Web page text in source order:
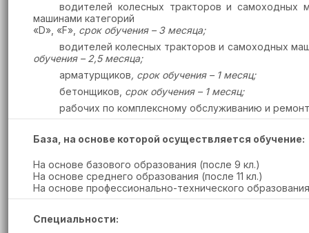
водителей колесных тракторов и самоходных
машинами категорий
«D», «F», срок обучения – 3 месяца;
водителей колесных тракторов и самоходных
обучения – 2,5 месяца;
арматурщиков, срок обучения – 1 месяц;
бетонщиков, срок обучения – 1 месяц;
рабочих по комплексному обслуживанию и
База, на основе которой осуществляется обучение:
На основе базового образования (после 9 кл.)
На основе среднего образования (после 11 кл.)
На основе профессионально-технического образования
Специальности: